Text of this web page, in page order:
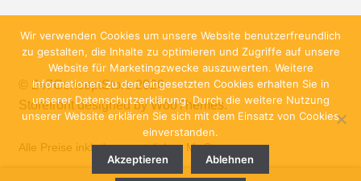
© 247ConceptStore 2026
Storefront designed byWooThemes.
Alle Preise inkl. der gesetzlichen MwSt.
Wir verwenden Cookies um unsere Website benutzerfreundlich
zu gestalten, die Inhalte zu optimieren und Zugriffe auf unsere
Website für Marketingzwecke auszuwerten. Weitere
Informationen zu den eingesetzten Cookies erhalten Sie in
unserer Datenschutzerklärung. Durch die weitere Nutzung
unserer Website erklären Sie sich mit dem Einsatz von Cookies
einverstanden.
Akzeptieren Ablehnen